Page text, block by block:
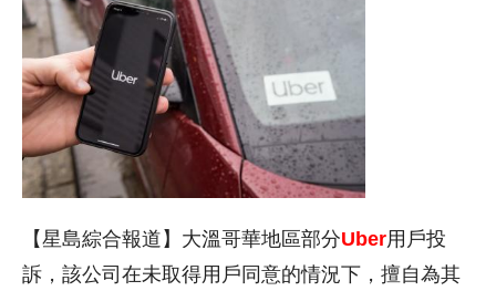
【星島綜合報道】大溫哥華地區部分Uber用戶投
訴，該公司在未取得用戶同意的情況下，擅自為其